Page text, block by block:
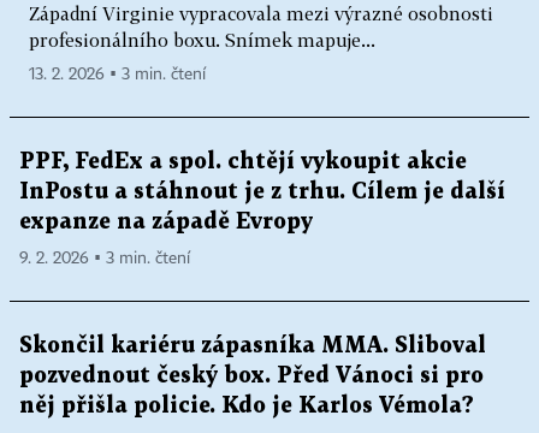
Západní Virginie vypracovala mezi výrazné osobnosti
profesionálního boxu. Snímek mapuje...
13. 2. 2026 ▪ 3 min. čtení
PPF, FedEx a spol. chtějí vykoupit akcie
InPostu a stáhnout je z trhu. Cílem je další
expanze na západě Evropy
9. 2. 2026 ▪ 3 min. čtení
Skončil kariéru zápasníka MMA. Sliboval
pozvednout český box. Před Vánoci si pro
něj přišla policie. Kdo je Karlos Vémola?